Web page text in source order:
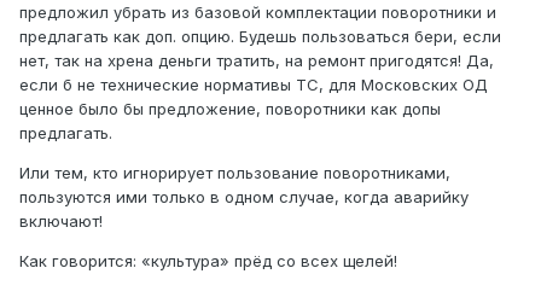
предложил убрать из базовой комплектации поворотники и
предлагать как доп. опцию. Будешь пользоваться бери, если
нет, так на хрена деньги тратить, на ремонт пригодятся! Да,
если б не технические нормативы ТС, для Московских ОД
ценное было бы предложение, поворотники как допы
предлагать.
Или тем, кто игнорирует пользование поворотниками,
пользуются ими только в одном случае, когда аварийку
включают!
Как говорится: «культура» прёд со всех щелей!